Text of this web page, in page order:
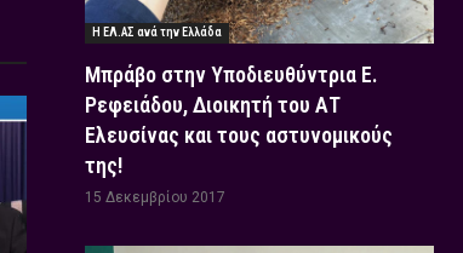
Η ΕΛ.ΑΣ ανά την Ελλάδα
Μπράβο στην Υποδιευθύντρια Ε.
Ρεφειάδου, Διοικητή του ΑΤ
Ελευσίνας και τους αστυνομικούς
της!
15 Δεκεμβρίου 2017